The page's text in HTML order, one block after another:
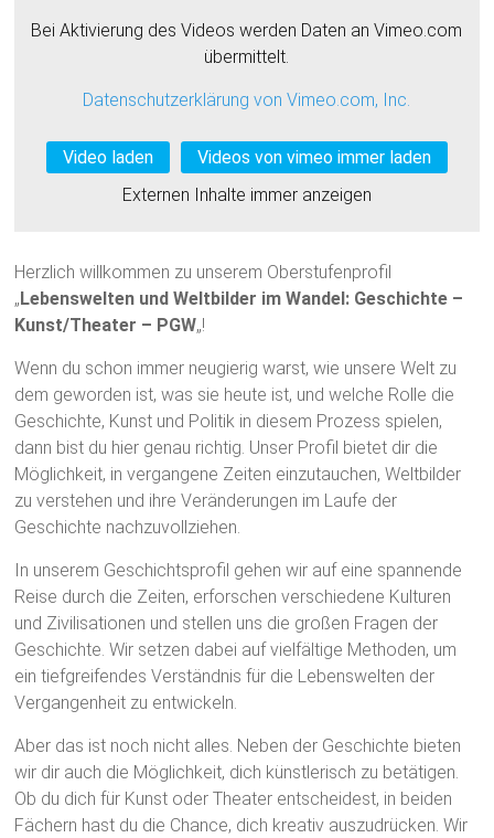
Bei Aktivierung des Videos werden Daten an Vimeo.com
übermittelt.
Datenschutzerklärung von Vimeo.com, Inc.
Video laden
Videos von vimeo immer laden
Externen Inhalte immer anzeigen
Herzlich willkommen zu unserem Oberstufenprofil
„ Lebenswelten und Weltbilder im Wandel: Geschichte –
Kunst/Theater – PGW„!
Wenn du schon immer neugierig warst, wie unsere Welt zu
dem geworden ist, was sie heute ist, und welche Rolle die
Geschichte, Kunst und Politik in diesem Prozess spielen,
dann bist du hier genau richtig. Unser Profil bietet dir die
Möglichkeit, in vergangene Zeiten einzutauchen, Weltbilder
zu verstehen und ihre Veränderungen im Laufe der
Geschichte nachzuvollziehen.
In unserem Geschichtsprofil gehen wir auf eine spannende
Reise durch die Zeiten, erforschen verschiedene Kulturen
und Zivilisationen und stellen uns die großen Fragen der
Geschichte. Wir setzen dabei auf vielfältige Methoden, um
ein tiefgreifendes Verständnis für die Lebenswelten der
Vergangenheit zu entwickeln.
Aber das ist noch nicht alles. Neben der Geschichte bieten
wir dir auch die Möglichkeit, dich künstlerisch zu betätigen.
Ob du dich für Kunst oder Theater entscheidest, in beiden
Fächern hast du die Chance, dich kreativ auszudrücken. Wir